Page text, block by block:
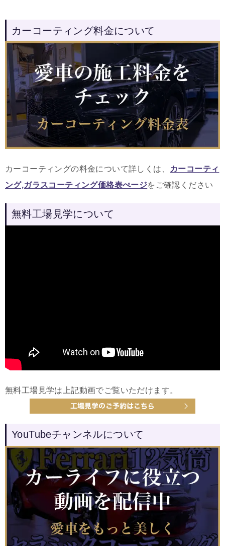
カーコーティング料金について
カーコーティングの料金について詳しくは、
カーコーティ
ング,ガラスコーティング価格表ぺージをご確認ください
無料工場見学について
無料工場見学は上記動画でご覧いただけます。
YouTubeチャンネルについて